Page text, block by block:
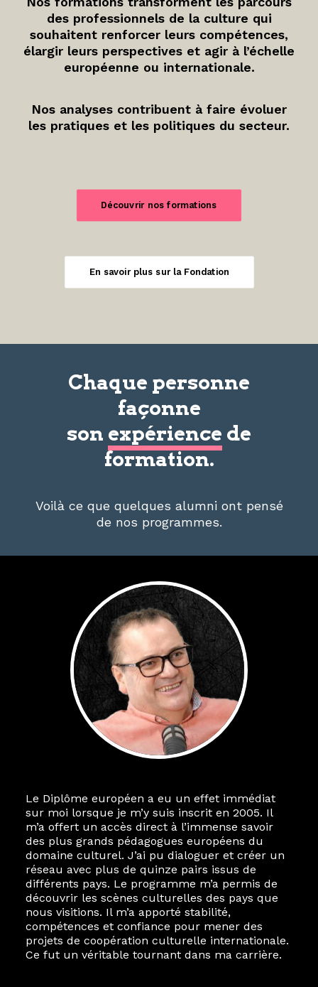
des professionnels de la culture qui
souhaitent renforcer leurs compétences,
élargir leurs perspectives et agir à l’échelle
européenne ou internationale.
Nos analyses contribuent à faire évoluer
les pratiques et les politiques du secteur.
Découvrir nos formations
En savoir plus sur la Fondation
Chaque personne
façonne
son expérience de
formation.
Voilà ce que quelques alumni ont pensé
de nos programmes.
Le Diplôme européen a eu un effet immédiat
sur moi lorsque je m’y suis inscrit en 2005. Il
m’a offert un accès direct à l’immense savoir
des plus grands pédagogues européens du
domaine culturel. J’ai pu dialoguer et créer un
réseau avec plus de quinze pairs issus de
différents pays. Le programme m’a permis de
découvrir les scènes culturelles des pays que
nous visitions. Il m’a apporté stabilité,
compétences et confiance pour mener des
projets de coopération culturelle internationale.
Ce fut un véritable tournant dans ma carrière.